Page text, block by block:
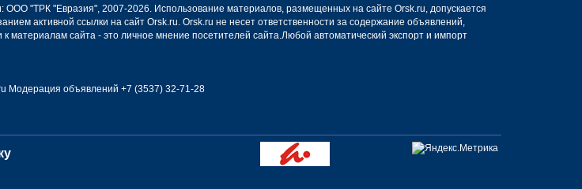
"ТРК "Евразия", 2007-2026. Использование материалов, размещенных на сайте Orsk.ru, допускается
активной ссылки на сайт Orsk.ru. Orsk.ru не несет ответственности за содержание объявлений,
материалам сайта - это личное мнение посетителей сайта.Любой автоматический экспорт и импорт
Модерация объявлений +7 (3537) 32-71-28